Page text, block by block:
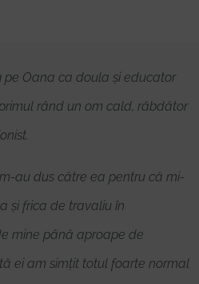
Oana ca doula și educator
rând un om cald, răbdător
au dus către ea pentru că mi-
și frica de travaliu în
mine până aproape de
ei am simțit totul foarte normal